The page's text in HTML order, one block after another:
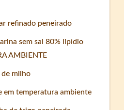
refinado peneirado
sem sal 80% lipídio
AMBIENTE
de milho
em temperatura ambiente